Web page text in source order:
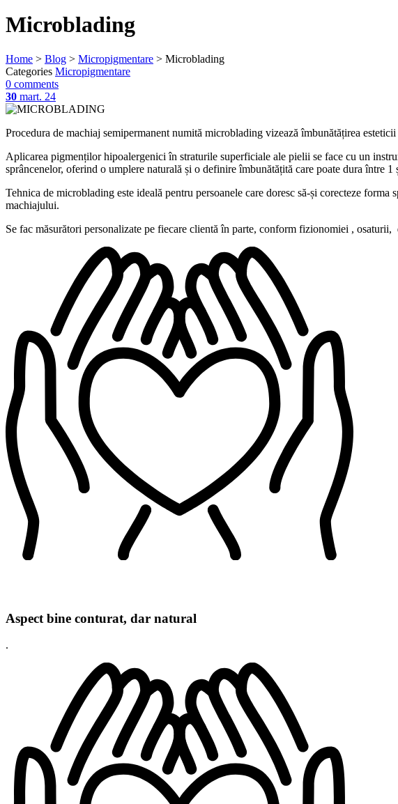
Microblading
Home > Blog > Micropigmentare > Microblading
Categories Micropigmentare
0 comments
30 mart. 24
Procedura de machiaj semipermanent numită microblading vizează îmbunătățirea
Aplicarea pigmenților hipoalergenici în straturile superficiale ale pielii se face cu un
sprâncenelor, oferind o umplere naturală și o definire îmbunătățită care poate dura între
Tehnica de microblading este ideală pentru persoanele care doresc să-și corecteze
machiajului.
Se fac măsurători personalizate pe fiecare clientă în parte, conform fizionomiei , osaturii,
Aspect bine conturat, dar natural
.